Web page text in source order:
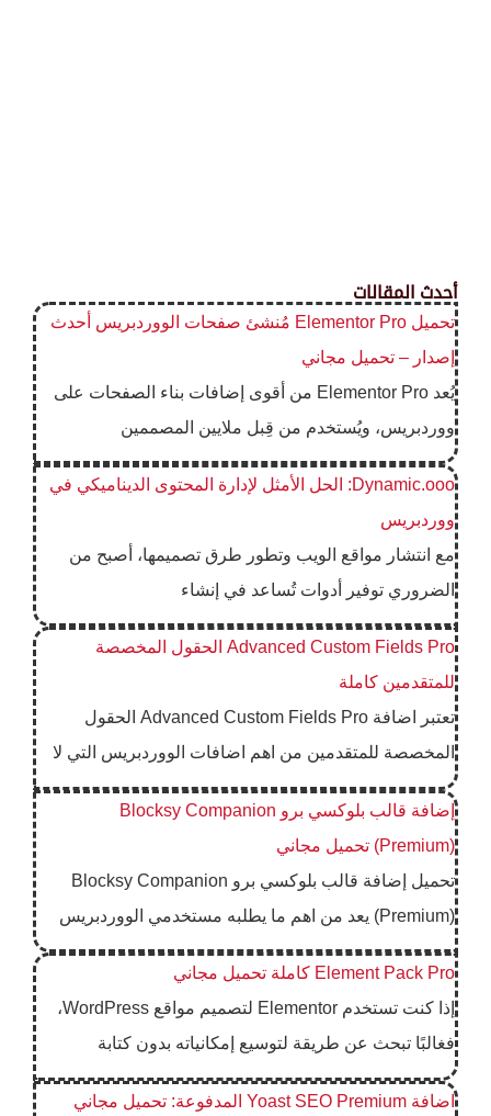
أحدث المقالات
تحميل Elementor Pro مُنشئ صفحات الووردبريس أحدث
إصدار – تحميل مجاني
يُعد Elementor Pro من أقوى إضافات بناء الصفحات على
ووردبريس، ويُستخدم من قِبل ملايين المصممين
Dynamic.ooo: الحل الأمثل لإدارة المحتوى الديناميكي في
ووردبريس
مع انتشار مواقع الويب وتطور طرق تصميمها، أصبح من
الضروري توفير أدوات تُساعد في إنشاء
Advanced Custom Fields Pro الحقول المخصصة
للمتقدمين كاملة
تعتبر اضافة Advanced Custom Fields Pro الحقول
المخصصة للمتقدمين من اهم اضافات الووردبريس التي لا
إضافة قالب بلوكسي برو Blocksy Companion
(Premium) تحميل مجاني
تحميل إضافة قالب بلوكسي برو Blocksy Companion
(Premium) يعد من اهم ما يطلبه مستخدمي الووردبريس
Element Pack Pro كاملة تحميل مجاني
إذا كنت تستخدم Elementor لتصميم مواقع WordPress،
فغالبًا تبحث عن طريقة لتوسيع إمكانياته بدون كتابة
اضافة Yoast SEO Premium المدفوعة: تحميل مجاني